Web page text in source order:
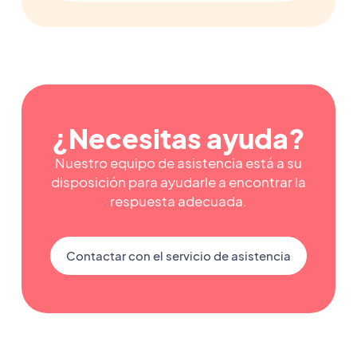
¿Necesitas ayuda?
Nuestro equipo de asistencia está a su
disposición para ayudarle a encontrar la
respuesta adecuada.
Contactar con el servicio de asistencia